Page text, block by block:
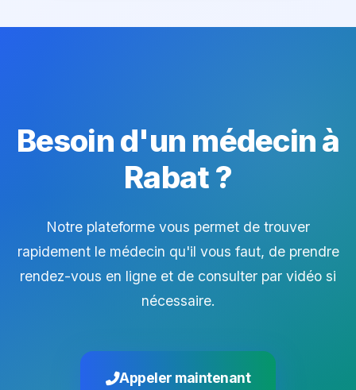
Besoin d'un médecin à
Rabat ?
Notre plateforme vous permet de trouver
rapidement le médecin qu'il vous faut, de prendre
rendez-vous en ligne et de consulter par vidéo si
nécessaire.
Appeler maintenant